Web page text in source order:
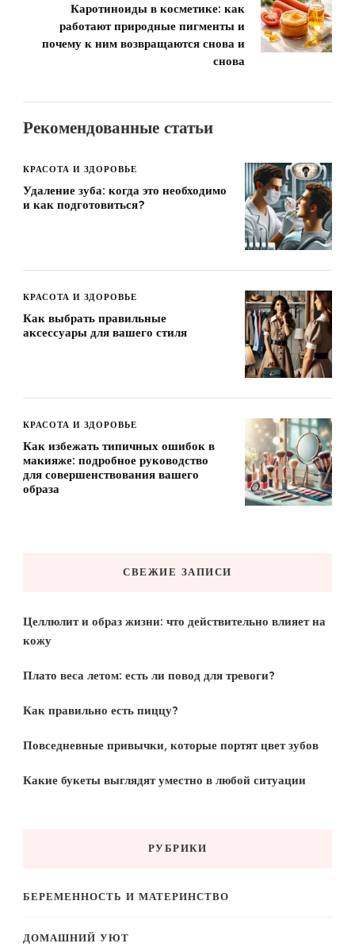
Каротиноиды в косметике: как
работают природные пигменты и
почему к ним возвращаются снова и
снова
Рекомендованные статьи
КРАСОТА И ЗДОРОВЬЕ
Удаление зуба: когда это необходимо
и как подготовиться?
КРАСОТА И ЗДОРОВЬЕ
Как выбрать правильные
аксессуары для вашего стиля
КРАСОТА И ЗДОРОВЬЕ
Как избежать типичных ошибок в
макияже: подробное руководство
для совершенствования вашего
образа
СВЕЖИЕ ЗАПИСИ
Целлюлит и образ жизни: что действительно влияет на
кожу
Плато веса летом: есть ли повод для тревоги?
Как правильно есть пиццу?
Повседневные привычки, которые портят цвет зубов
Какие букеты выглядят уместно в любой ситуации
РУБРИКИ
БЕРЕМЕННОСТЬ И МАТЕРИНСТВО
ДОМАШНИЙ УЮТ